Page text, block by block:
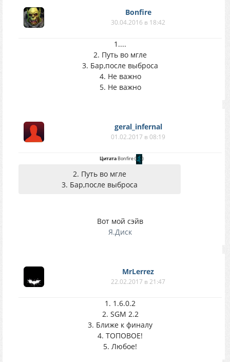
Bonfire
30.04.2016 в 18:42
1....
2. Путь во мгле
3. Бар,после выброса
4. Не важно
5. Не важно
geral_infernal
01.02.2017 в 08:19
ЦитатаBonfire( )
2. Путь во мгле
3. Бар,после выброса
Вот мой сэйв
Я.Диск
MrLerrez
22.02.2017 в 21:47
1. 1.6.0.2
2. SGM 2.2
3. Ближе к финалу
4. ТОПОВОЕ!
5. Любое!